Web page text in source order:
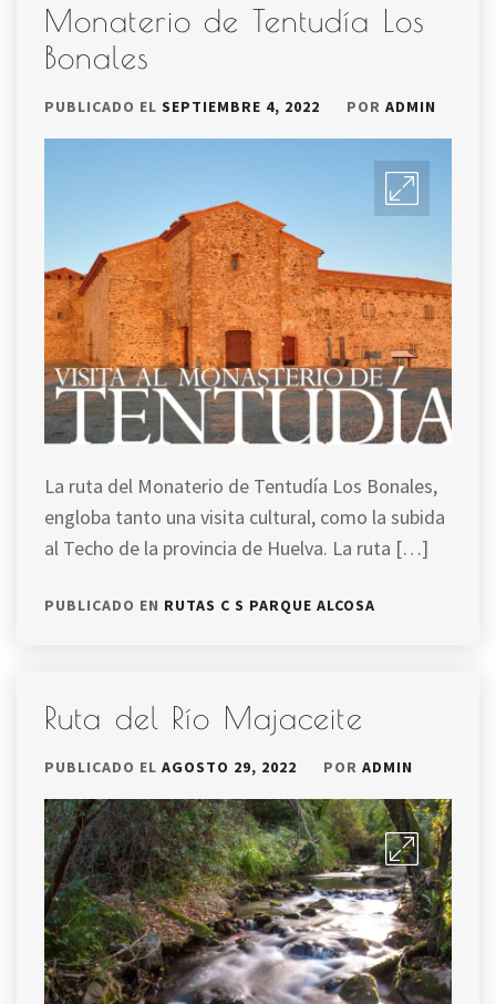
Monaterio de Tentudía Los
Bonales
PUBLICADO EL SEPTIEMBRE 4, 2022 POR ADMIN
La ruta del Monaterio de Tentudía Los Bonales,
engloba tanto una visita cultural, como la subida
al Techo de la provincia de Huelva. La ruta […]
PUBLICADO EN RUTAS C S PARQUE ALCOSA
Ruta del Río Majaceite
PUBLICADO EL AGOSTO 29, 2022 POR ADMIN